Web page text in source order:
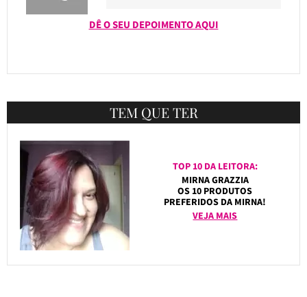
DÊ O SEU DEPOIMENTO AQUI
TEM QUE TER
TOP 10 DA LEITORA:
MIRNA GRAZZIA
OS 10 PRODUTOS
PREFERIDOS DA MIRNA!
VEJA MAIS